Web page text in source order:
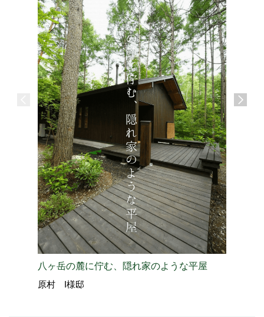
八ヶ岳の麓に佇む、隠れ家のような平屋
原村 I様邸